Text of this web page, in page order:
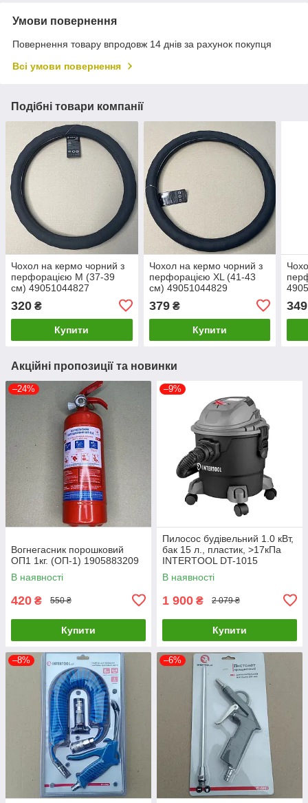
Умови повернення
Повернення товару впродовж 14 днів за рахунок покупця
Всі умови повернення
Подібні товари компанії
Чохол на кермо чорний з
перфорацією М (37-39
см) 49051044827
320 ₴
Купити
Чохол на кермо чорний з
перфорацією XL (41-43
см) 49051044829
379₴
Купити
349
Акційні пропозиції та новинки
–24%
Вогнегасник порошковий
ОП1 1кг. (ОП-1) 1905883209
В наявності
420 ₴ 550 ₴
Купити
–9%
Пилосос будівельний 1.0 кВт,
бак 15 л., пластик, >17кПа
INTERTOOL DT-1015
В наявності
1 900 ₴ 2 079 ₴
Купити
–8% –6%